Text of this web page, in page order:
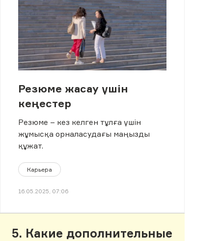
Резюме жасау үшін
кеңестер
Резюме – кез келген тұлға үшін
жұмысқа орналасудағы маңызды
құжат.
Карьера
16.05.2025, 07:06
5. Какие дополнительные